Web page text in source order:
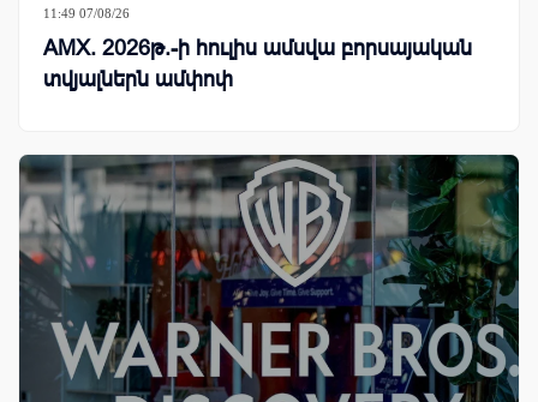
11:49 07/08/26
AMX. 2026թ.-ի հուլիս ամսվա բորսայական
տվյալներն ամփոփ